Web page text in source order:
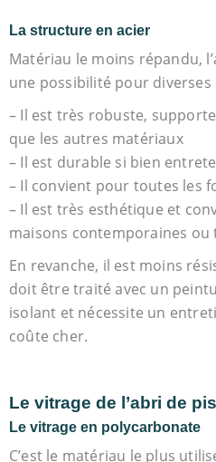
La structure en acier
Matériau le moins répandu,
une possibilité pour diverses
– Il est très robuste,
que les autres matériaux
– Il est durable si bien
– Il convient pour toutes les
– Il est très esthétique et
maisons contemporaines
En revanche, il est moins
doit être traité avec un
isolant et nécessite un
coûte cher.
Le vitrage de l’abri de
Le vitrage en polycarbonate
C’est le matériau le plus